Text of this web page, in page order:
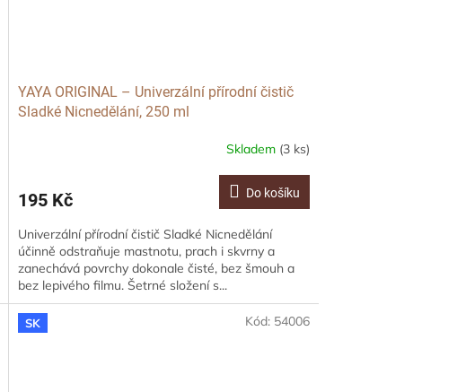
YAYA ORIGINAL – Univerzální přírodní čistič
Sladké Nicnedělání, 250 ml
Skladem (3 ks)
195 Kč Do košíku
Univerzální přírodní čistič Sladké Nicnedělání
účinně odstraňuje mastnotu, prach i skvrny a
zanechává povrchy dokonale čisté, bez šmouh a
bez lepivého filmu. Šetrné složení s...
SK Kód: 54006